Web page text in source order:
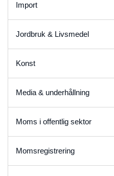
Import
Jordbruk & Livsmedel
Konst
Media & underhållning
Moms i offentlig sektor
Momsregistrering